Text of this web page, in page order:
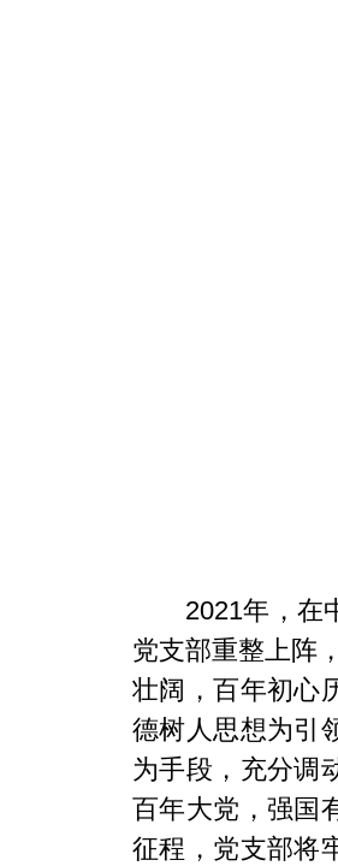
2021年，在
党支部重整上阵
壮阔，百年初心
德树人思想为引
为手段，充分调
百年大党，强国
征程，党支部将